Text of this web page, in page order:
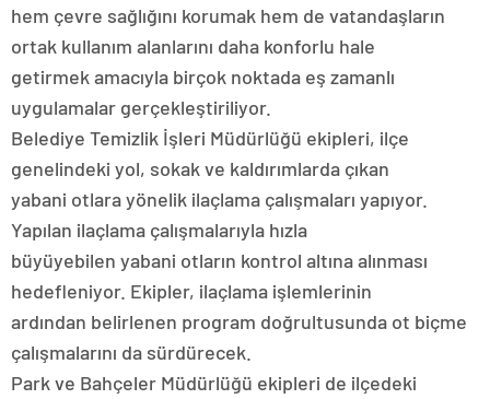
hem çevre sağlığını korumak hem de vatandaşların
ortak kullanım alanlarını daha konforlu hale
getirmek amacıyla birçok noktada eş zamanlı
uygulamalar gerçekleştiriliyor.
Belediye Temizlik İşleri Müdürlüğü ekipleri, ilçe
genelindeki yol, sokak ve kaldırımlarda çıkan
yabani otlara yönelik ilaçlama çalışmaları yapıyor.
Yapılan ilaçlama çalışmalarıyla hızla
büyüyebilen yabani otların kontrol altına alınması
hedefleniyor. Ekipler, ilaçlama işlemlerinin
ardından belirlenen program doğrultusunda ot biçme
çalışmalarını da sürdürecek.
Park ve Bahçeler Müdürlüğü ekipleri de ilçedeki